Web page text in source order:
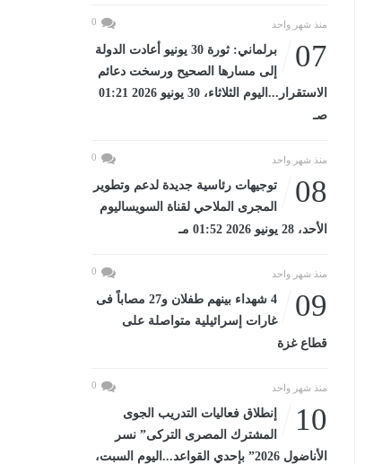
منذ شهر واحد 0
07
برلماني: ثورة 30 يونيو أعادت الدولة
إلى مسارها الصحيح ورسخت دعائم
الاستقرار...اليوم الثلاثاء، 30 يونيو 2026 01:21
صـ
منذ شهر واحد 0
08
توجيهات رئاسية جديدة لدعم وتطوير
المجرى الملاحي لقناة السويساليوم
الأحد، 28 يونيو 2026 01:52 مـ
منذ شهر واحد 0
09
4 شهداء بينهم طفلان و27 مصاباً فى
غارات إسرائيلية متواصلة على
قطاع غزة
منذ شهر واحد 0
10
إنطلاق فعاليات التدريب الجوى
المشترك المصرى التركى” نسر
الأناضول 2026” بإحدي القواعد...اليوم السبت،